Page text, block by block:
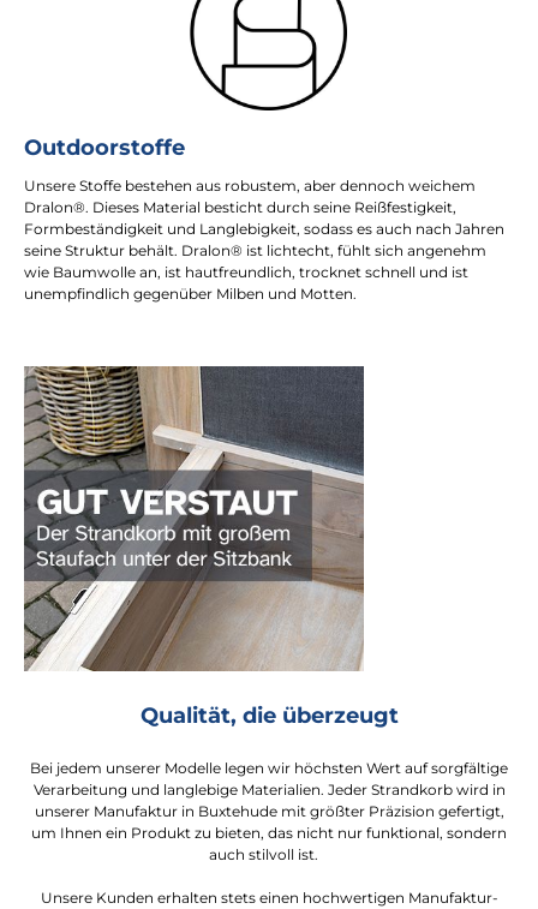
Outdoorstoffe
Unsere Stoffe bestehen aus robustem, aber dennoch weichem
Dralon®. Dieses Material besticht durch seine Reißfestigkeit,
Formbeständigkeit und Langlebigkeit, sodass es auch nach Jahren
seine Struktur behält. Dralon® ist lichtecht, fühlt sich angenehm
wie Baumwolle an, ist hautfreundlich, trocknet schnell und ist
unempfindlich gegenüber Milben und Motten.
Qualität, die überzeugt
Bei jedem unserer Modelle legen wir höchsten Wert auf sorgfältige
Verarbeitung und langlebige Materialien. Jeder Strandkorb wird in
unserer Manufaktur in Buxtehude mit größter Präzision gefertigt,
um Ihnen ein Produkt zu bieten, das nicht nur funktional, sondern
auch stilvoll ist.
Unsere Kunden erhalten stets einen hochwertigen Manufaktur-